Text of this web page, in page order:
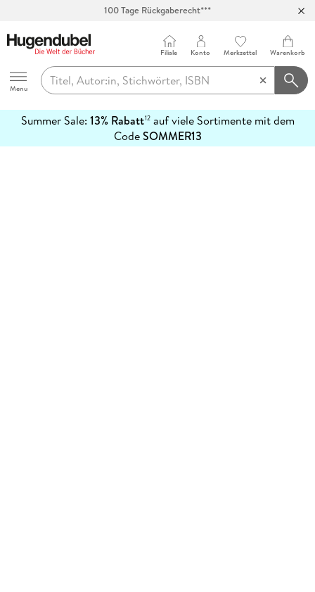
100 Tage Rückgaberecht***
Hugendubel
Menu
Filiale Konto Merkzettel Warenkorb
Summer Sale: 13% Rabatt12auf viele Sortimente mit dem
CodeSOMMER13
erfahren